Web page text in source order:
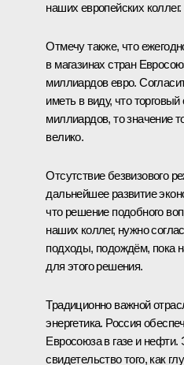
наших европейских коллег.
Отмечу также, что
в магазинах стран
миллиардов евро.
иметь в виду, что
миллиардов, то значение
велико.
Отсутствие безвизового
дальнейшее развитие
что решение подобного
наших коллег, нужно
подходы, подождём, пока
для этого решения.
Традиционно важной
энергетика. Россия
Евросоюза в газе и
свидетельство того, как